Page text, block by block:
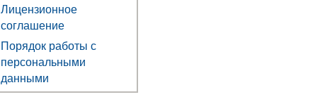
Лицензионное
соглашение
Порядок работы с
персональными
данными